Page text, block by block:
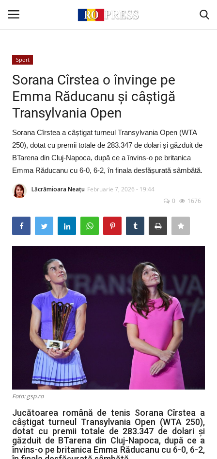
Conectare
Acasă
Intern
Extern
Politică
Socio-Economic
Artă & Cultură
Sport
Sorana Cîrstea o învinge pe
Emma Răducanu și câștigă
Transylvania Open
Sorana Cîrstea a câștigat turneul Transylvania Open (WTA
250), dotat cu premii totale de 283.347 de dolari și găzduit de
BTarena din Cluj-Napoca, după ce a învins-o pe britanica
Emma Răducanu cu 6-0, 6-2, în finala desfășurată sâmbătă.
Lăcrămioara Neațu Februarie 7, 2026 - 19:44
0
1676
Foto: gsp.ro
Jucătoarea română de tenis Sorana Cîrstea a
câștigat turneul Transylvania Open (WTA 250),
dotat cu premii totale de 283.347 de dolari și
găzduit de BTarena din Cluj-Napoca, după ce a
învins-o pe britanica Emma Răducanu cu 6-0, 6-2,